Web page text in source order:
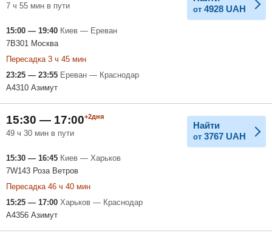
7 ч 55 мин в пути от 4928 UAH
15:00 — 19:40 Киев — Ереван
7B301 Москва
Пересадка 3 ч 45 мин
23:25 — 23:55 Ереван — Краснодар
A4310 Азимут
15:30 — 17:00+2дня
49 ч 30 мин в пути
Найти
от 3767 UAH
15:30 — 16:45 Киев — Харьков
7W143 Роза Ветров
Пересадка 46 ч 40 мин
15:25 — 17:00 Харьков — Краснодар
A4356 Азимут